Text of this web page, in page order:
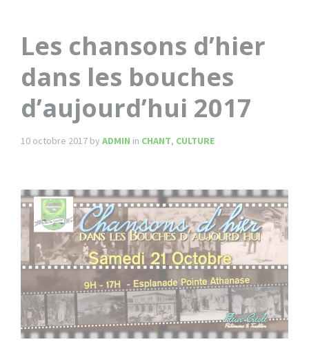
Les chansons d’hier
dans les bouches
d’aujourd’hui 2017
10 octobre 2017 by ADMIN in CHANT, CULTURE